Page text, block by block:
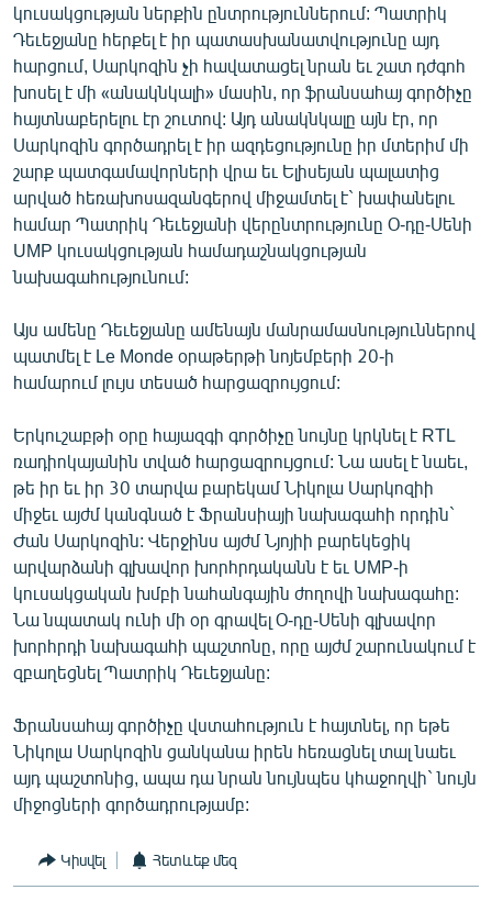
Русский
ՀԵՏԵՎԵՔ ՄԵԶ
«Ազատության» բոլոր կայքերը
կուսակցության ներքին ընտրություններում: Պատրիկ
Դեւեջյանը հերքել է իր պատասխանատվությունը այդ
հարցում, Սարկոզին չի հավատացել նրան եւ շատ դժգոհ
խոսել է մի «անակնկալի» մասին, որ ֆրանսահայ գործիչը
հայտնաբերելու էր շուտով: Այդ անակնկալը այն էր, որ
Սարկոզին գործադրել է իր ազդեցությունը իր մտերիմ մի
շարք պատգամավորների վրա եւ Ելիսեյան պալատից
արված հեռախոսազանգերով միջամտել է` խափանելու
համար Պատրիկ Դեւեջյանի վերընտրությունը Օ-դը-Սենի
UMP կուսակցության համադաշնակցության
նախագահությունում:
Այս ամենը Դեւեջյանը ամենայն մանրամասնություններով
պատմել է Le Monde օրաթերթի նոյեմբերի 20-ի
համարում լույս տեսած հարցազրույցում:
Երկուշաբթի օրը հայազգի գործիչը նույնը կրկնել է RTL
ռադիոկայանին տված հարցազրույցում: Նա ասել է նաեւ,
թե իր եւ իր 30 տարվա բարեկամ Նիկոլա Սարկոզիի
միջեւ այժմ կանգնած է Ֆրանսիայի նախագահի որդին`
Ժան Սարկոզին: Վերջինս այժմ Նյոյիի բարեկեցիկ
արվարձանի գլխավոր խորհրդականն է եւ UMP-ի
կուսակցական խմբի նահանգային ժողովի նախագահը:
Նա նպատակ ունի մի օր գրավել Օ-դը-Սենի գլխավոր
խորհրդի նախագահի պաշտոնը, որը այժմ շարունակում է
զբաղեցնել Պատրիկ Դեւեջյանը:
Ֆրանսահայ գործիչը վստահություն է հայտնել, որ եթե
Նիկոլա Սարկոզին ցանկանա իրեն հեռացնել տալ նաեւ
այդ պաշտոնից, ապա դա նրան նույնպես կհաջողվի` նույն
միջոցների գործադրությամբ:
Կիսվել Հետևեք մեզ